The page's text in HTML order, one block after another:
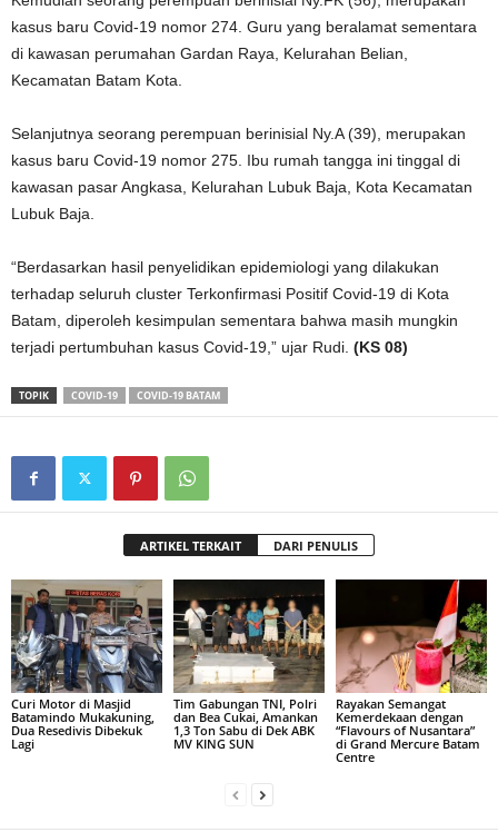
kasus baru Covid-19 nomor 274. Guru yang beralamat sementara
di kawasan perumahan Gardan Raya, Kelurahan Belian,
Kecamatan Batam Kota.
Selanjutnya seorang perempuan berinisial Ny.A (39), merupakan
kasus baru Covid-19 nomor 275. Ibu rumah tangga ini tinggal di
kawasan pasar Angkasa, Kelurahan Lubuk Baja, Kota Kecamatan
Lubuk Baja.
“Berdasarkan hasil penyelidikan epidemiologi yang dilakukan
terhadap seluruh cluster Terkonfirmasi Positif Covid-19 di Kota
Batam, diperoleh kesimpulan sementara bahwa masih mungkin
terjadi pertumbuhan kasus Covid-19,” ujar Rudi. (KS 08)
TOPIK COVID-19 COVID-19 BATAM
ARTIKEL TERKAIT DARI PENULIS
Curi Motor di Masjid
Batamindo Mukakuning,
Dua Resedivis Dibekuk
Lagi
Tim Gabungan TNI, Polri
dan Bea Cukai, Amankan
1,3 Ton Sabu di Dek ABK
MV KING SUN
Rayakan Semangat
Kemerdekaan dengan
“Flavours of Nusantara”
di Grand Mercure Batam
Centre